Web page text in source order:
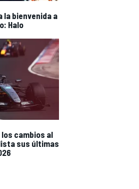
la bienvenida a
Halo
cambios al
sus últimas